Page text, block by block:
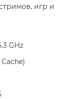
игр и
GHz